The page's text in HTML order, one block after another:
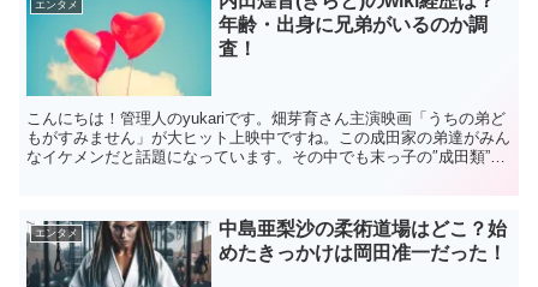
エンタメ
年齢・出身に兄弟がいるのか調
査！
こんにちは！管理人のyukariです。畑芽育さん主演映画「うちの弟ど
もがすみません」が大ヒット上映中ですね。この成田家の弟達がみん
なイケメンだと話題になっています。その中でも末っ子の″成田類”く
エンタメ
中島亜梨沙の柔術道場はどこ？始
めたきっかけは岡田准一だった！